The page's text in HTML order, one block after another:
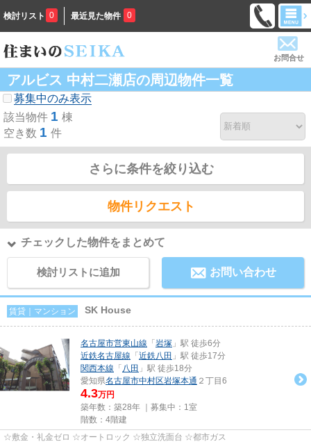
検討リスト 0 最近見た物件 0
お問合せ
アルビス 中村二瀬店の周辺物件一覧
募集中のみ表示
該当物件 1 棟
空き数 1 件
さらに条件を絞り込む
物件リクエスト
チェックした物件をまとめて
検討リストに追加 お問い合わせ
賃貸｜マンション SK House
名古屋市営東山線 「 岩塚 」駅 徒歩6分
近鉄名古屋線 「 近鉄八田 」駅 徒歩17分
関西本線 「 八田 」駅 徒歩18分
愛知県名古屋市中村区岩塚本通 ２丁目6
4.3万円
築年数：築28年 ｜募集中： 1室
階数：4階建
☆敷金・礼金ゼロ ☆オートロック ☆独立洗面台 ☆都市ガス